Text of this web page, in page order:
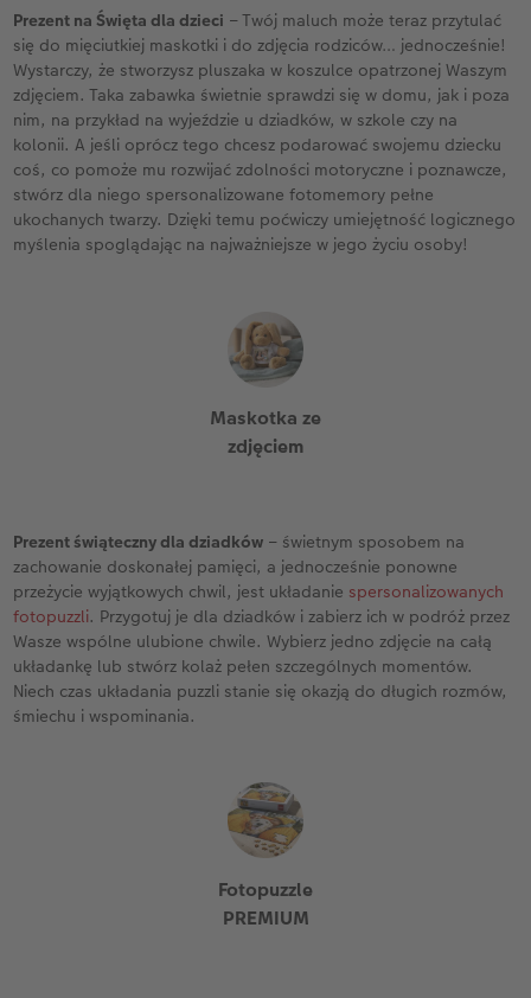
Prezent na Święta dla dzieci – Twój maluch może teraz przytulać
się do mięciutkiej maskotki i do zdjęcia rodziców… jednocześnie!
Wystarczy, że stworzysz pluszaka w koszulce opatrzonej Waszym
zdjęciem. Taka zabawka świetnie sprawdzi się w domu, jak i poza
nim, na przykład na wyjeździe u dziadków, w szkole czy na
kolonii. A jeśli oprócz tego chcesz podarować swojemu dziecku
coś, co pomoże mu rozwijać zdolności motoryczne i poznawcze,
stwórz dla niego spersonalizowane fotomemory pełne
ukochanych twarzy. Dzięki temu poćwiczy umiejętność logicznego
myślenia spoglądając na najważniejsze w jego życiu osoby!
Maskotka ze
zdjęciem
Prezent świąteczny dla dziadków – świetnym sposobem na
zachowanie doskonałej pamięci, a jednocześnie ponowne
przeżycie wyjątkowych chwil, jest układanie spersonalizowanych
fotopuzzli. Przygotuj je dla dziadków i zabierz ich w podróż przez
Wasze wspólne ulubione chwile. Wybierz jedno zdjęcie na całą
układankę lub stwórz kolaż pełen szczególnych momentów.
Niech czas układania puzzli stanie się okazją do długich rozmów,
śmiechu i wspominania.
Fotopuzzle
PREMIUM